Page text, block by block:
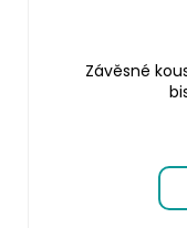
Závěsné